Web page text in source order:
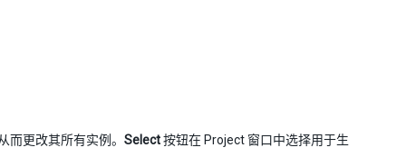
更改其所有实例。 Select按钮在 Project 窗口中选择用于生